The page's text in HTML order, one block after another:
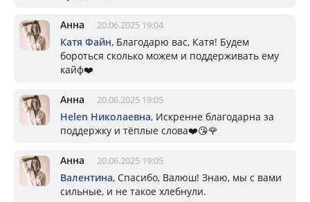
Анна 20.06.2025 19:04
Катя Файн, Благодарю вас, Катя! Будем
бороться сколько можем и поддерживать ему
кайф❤️
Анна 20.06.2025 19:05
Helen Николаевна, Искренне благодарна за
поддержку и тёплые слова❤️😘🌹
Анна 20.06.2025 19:05
Валентина, Спасибо, Валюш! Знаю, мы с вами
сильные, и не такое хлебнули.